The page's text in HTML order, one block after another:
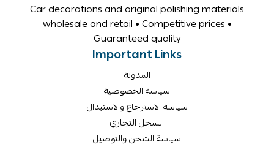
Car decorations and original polishing materials
wholesale and retail • Competitive prices •
Guaranteed quality
Important Links
المدونة
سياسة الخصوصية
سياسة الاسترجاع والاستبدال
السجل التجاري
سياسة الشحن والتوصيل